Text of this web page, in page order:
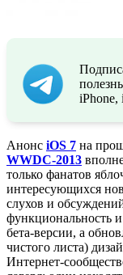
iPhone,
Анонс iOS 7 на
WWDC-2013
только фанатов
интересующихся
слухов и
функциональность
бета-версии, а
чистого листа)
Интернет-